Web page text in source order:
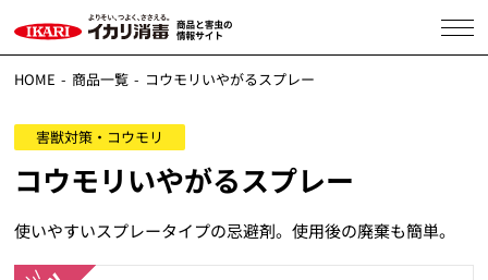
HOME 商品一覧 コウモリいやがるスプレー
害獣対策・コウモリ
コウモリいやがるスプレー
使いやすいスプレータイプの忌避剤。使用後の廃棄も簡単。